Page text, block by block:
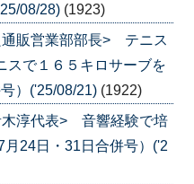
08/28) (1923)
販営業部部長> テニス
スで１６５キロサーブを
）('25/08/21) (1922)
淳代表> 音響経験で培
24日・31日合併号）('2